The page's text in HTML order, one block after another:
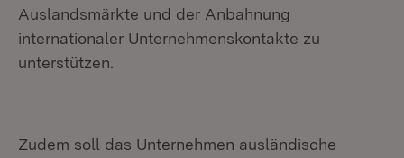
Auslandsmärkte und der Anbahnung
internationaler Unternehmenskontakte zu
unterstützen.
Zudem soll das Unternehmen ausländische